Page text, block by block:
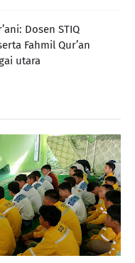
Dosen STIQ
Fahmil Qur’an
utara